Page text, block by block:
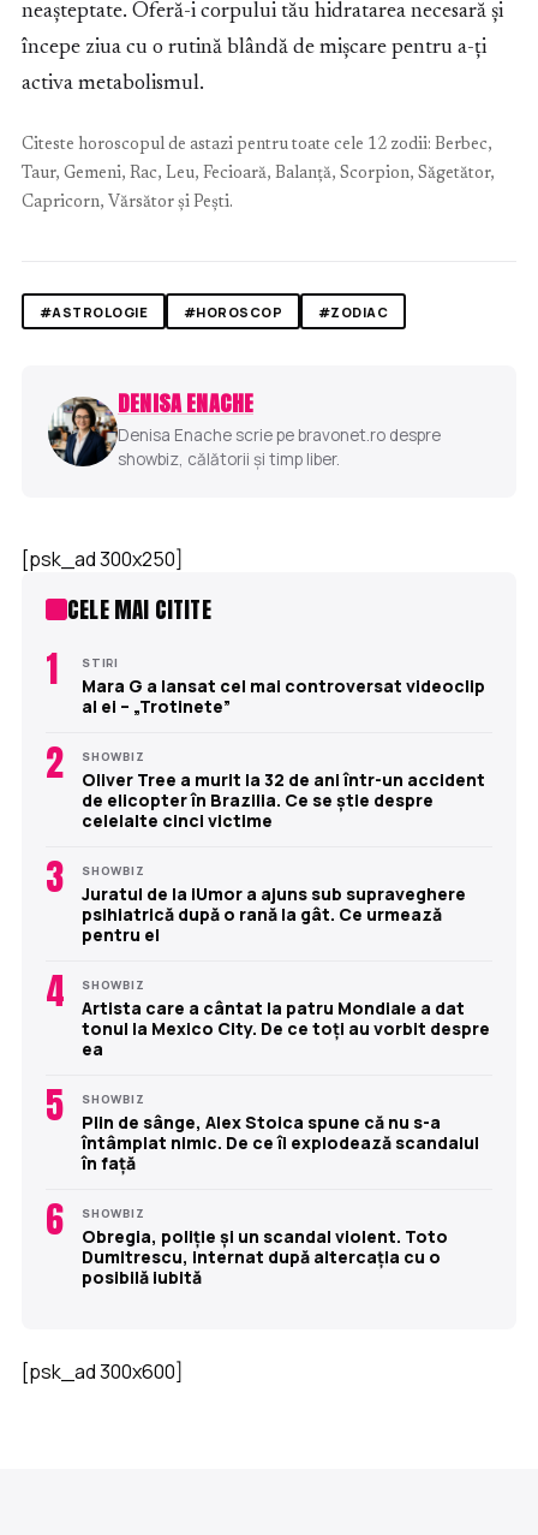
neașteptate. Oferă-i corpului tău hidratarea necesară și
începe ziua cu o rutină blândă de mișcare pentru a-ți
activa metabolismul.
Citeste horoscopul de astazi pentru toate cele 12 zodii: Berbec,
Taur, Gemeni, Rac, Leu, Fecioară, Balanță, Scorpion, Săgetător,
Capricorn, Vărsător și Pești.
#ASTROLOGIE #HOROSCOP #ZODIAC
DENISA ENACHE
Denisa Enache scrie pe bravonet.ro despre
showbiz, călătorii și timp liber.
[psk_ad 300x250]
CELE MAI CITITE
1 STIRI
Mara G a lansat cel mai controversat videoclip
al ei – „Trotinete”
2 SHOWBIZ
Oliver Tree a murit la 32 de ani într-un accident
de elicopter în Brazilia. Ce se știe despre
celelalte cinci victime
3 SHOWBIZ
Juratul de la iUmor a ajuns sub supraveghere
psihiatrică după o rană la gât. Ce urmează
pentru el
4 SHOWBIZ
Artista care a cântat la patru Mondiale a dat
tonul la Mexico City. De ce toți au vorbit despre
ea
5 SHOWBIZ
Plin de sânge, Alex Stoica spune că nu s-a
întâmplat nimic. De ce îi explodează scandalul
în față
6 SHOWBIZ
Obregia, poliție și un scandal violent. Toto
Dumitrescu, internat după altercația cu o
posibilă iubită
[psk_ad 300x600]